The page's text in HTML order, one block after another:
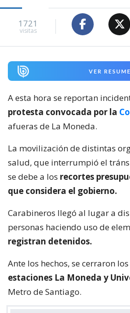
1721
visitas
VER
A esta hora se reportan
protesta convocada por la
afueras de La Moneda.
La movilización de distintas
salud, que interrumpió el
se debe a los recortes
que considera el gobierno.
Carabineros llegó al lugar a
personas haciendo uso de
registran detenidos.
Ante los hechos, se cerraron
estaciones La Moneda y
Metro de Santiago.